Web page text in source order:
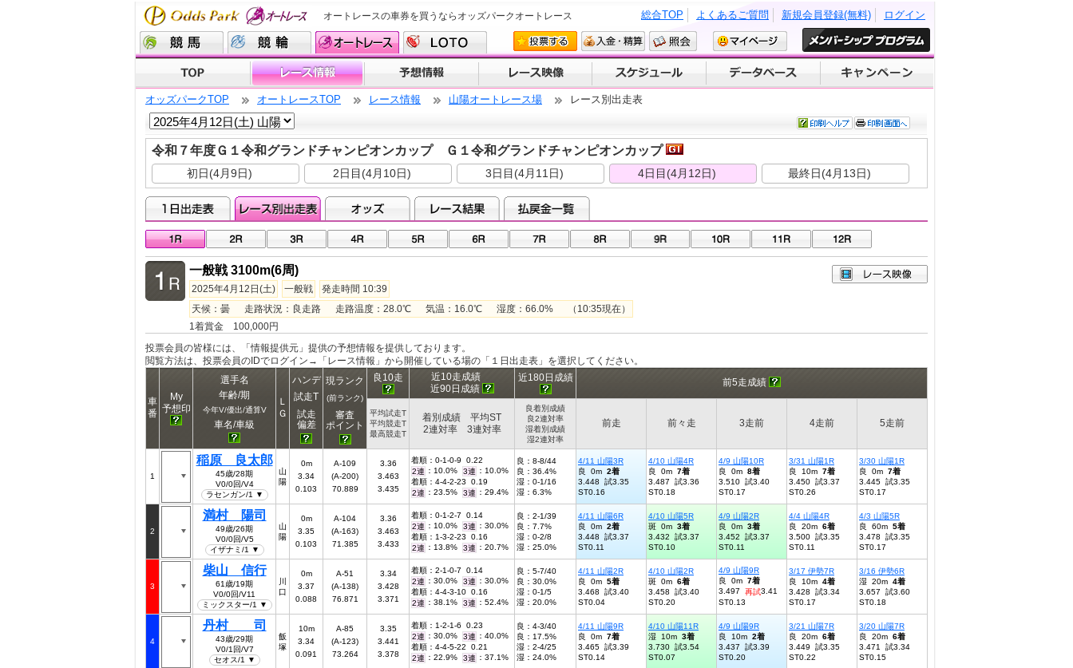
オートレースの車券を買うならオッズパークオートレース ログイン
新規会員登録(無料)
よくあるご質問
総合TOP
オッズパークTOP オートレースTOP レース情報 山陽オートレース場 レース別出走表
令和７年度Ｇ１令和グランドチャンピオンカップ Ｇ１令和グランドチャンピオンカップ
初日(4月9日) 2日目(4月10日) 3日目(4月11日) 4日目(4月12日) 最終日(4月13日)
一般戦 3100m(6周)
2025年4月12日(土) 一般戦
発走時間 10:39
天候：曇 走路状況：良走路 走路温度：28.0℃ 気温：16.0℃ 湿度：66.0% （10:35現在）
1着賞金 100,000円
投票会員の皆様には、「情報提供元」提供の予想情報を提供しております。
閲覧方法は、投票会員のIDでログイン→「レース情報」から開催している場の「１日出走表」を選択してください。
車
番
My
予想印
選手名
年齢/期
今年V/優出/通算V
車名/車級
Ｌ
Ｇ
ハンデ
試走T
試走
偏差
現ランク
(前ランク)
審査
ポイント
良10走
近10走成績
近90日成績
近180日成績 前5走成績
平均試走T
平均競走T
最高競走T
着別成績 平均ST
2連対率 3連対率
良着別成績
良2連対率
湿着別成績
湿2連対率
前走 前々走 3走前 4走前 5走前
1
稲原 良太郎
45歳/28期
V0/0回/V4
ラセンガン/1 ▼
山
陽
0m
3.34
0.103
A-109
(A-200)
70.889
3.36
3.463
3.435
着順：0-1-0-9 0.22
2連 ：10.0% 3連 ：10.0%
着順：4-4-2-23 0.19
2連 ：23.5% 3連 ：29.4%
良：8-8/44
良：36.4%
湿：0-1/16
湿：6.3%
4/11 山陽3R
良 0m 2着
3.448 試3.35
ST0.16
4/10 山陽4R
良 0m 7着
3.487 試3.36
ST0.18
4/9 山陽10R
良 0m 8着
3.510 試3.40
ST0.17
3/31 山陽1R
良 10m 7着
3.450 試3.37
ST0.26
3/30 山陽1R
良 0m 7着
3.445 試3.35
ST0.17
2
満村 陽司
49歳/26期
V0/0回/V5
イザナミ/1 ▼
山
陽
0m
3.35
0.103
A-104
(A-163)
71.385
3.36
3.463
3.433
着順：0-1-2-7 0.14
2連 ：10.0% 3連 ：30.0%
着順：1-3-2-23 0.16
2連 ：13.8% 3連 ：20.7%
良：2-1/39
良：7.7%
湿：0-2/8
湿：25.0%
4/11 山陽6R
良 0m 2着
3.448 試3.37
ST0.11
4/10 山陽5R
斑 0m 3着
3.432 試3.37
ST0.10
4/9 山陽2R
良 0m 3着
3.452 試3.37
ST0.11
4/4 山陽4R
良 20m 6着
3.500 試3.35
ST0.11
4/3 山陽5R
良 60m 5着
3.478 試3.35
ST0.17
3
柴山 信行
61歳/19期
V0/0回/V11
ミックスター/1 ▼
川
口
0m
3.37
0.088
A-51
(A-138)
76.871
3.34
3.428
3.371
着順：2-1-0-7 0.14
2連 ：30.0% 3連 ：30.0%
着順：4-4-3-10 0.16
2連 ：38.1% 3連 ：52.4%
良：5-7/40
良：30.0%
湿：0-1/5
湿：20.0%
4/11 山陽2R
良 0m 5着
3.468 試3.40
ST0.04
4/10 山陽2R
斑 0m 6着
3.458 試3.40
ST0.20
4/9 山陽9R
良 0m 7着
3.497 再試3.41
ST0.13
3/17 伊勢7R
良 10m 4着
3.428 試3.34
ST0.17
3/16 伊勢6R
湿 20m 4着
3.657 試3.60
ST0.18
4
丹村 司
43歳/29期
V0/1回/V7
セオス/1 ▼
飯
塚
10m
3.34
0.091
A-85
(A-123)
73.264
3.35
3.441
3.378
着順：1-2-1-6 0.23
2連 ：30.0% 3連 ：40.0%
着順：4-4-5-22 0.21
2連 ：22.9% 3連 ：37.1%
良：4-3/40
良：17.5%
湿：2-4/25
湿：24.0%
4/11 山陽9R
良 0m 7着
3.465 試3.39
ST0.14
4/10 山陽11R
湿 10m 3着
3.730 試3.54
ST0.07
4/9 山陽9R
良 10m 2着
3.437 試3.39
ST0.20
3/21 山陽7R
良 20m 6着
3.449 試3.35
ST0.22
3/20 山陽7R
良 20m 6着
3.471 試3.34
ST0.15